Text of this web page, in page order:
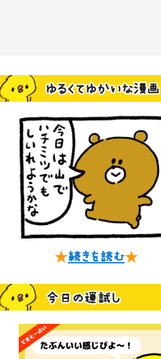
ゆるくてゆかいな漫画
★続きを読む★
今日の運試し